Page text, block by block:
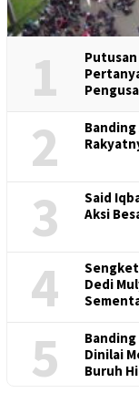
1
Putusan
2
Banding
3
Said
Aksi
4
Dedi
5
Dinilai
Buruh